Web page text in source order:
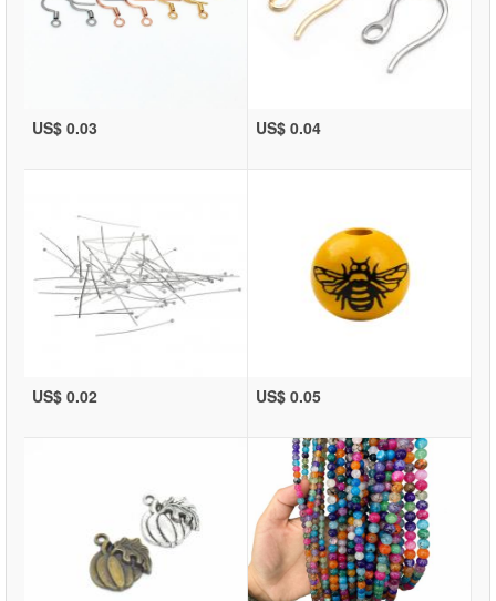
US$ 0.03 US$ 0.04
US$ 0.02 US$ 0.05